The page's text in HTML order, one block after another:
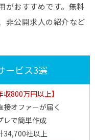
がおすすめです。無料
非公開求人の紹介など
ービス3選
収800万円以上】
接オファーが届く
レで簡単作成
34,700社以上